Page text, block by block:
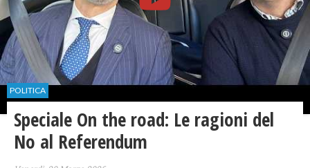
POLITICA
Speciale On the road: Le ragioni del
No al Referendum